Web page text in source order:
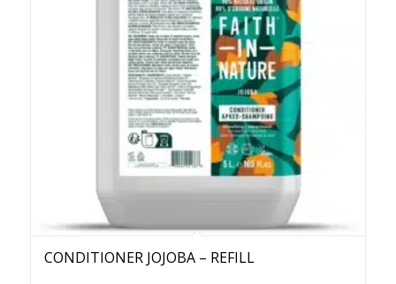
CONDITIONER JOJOBA – REFILL